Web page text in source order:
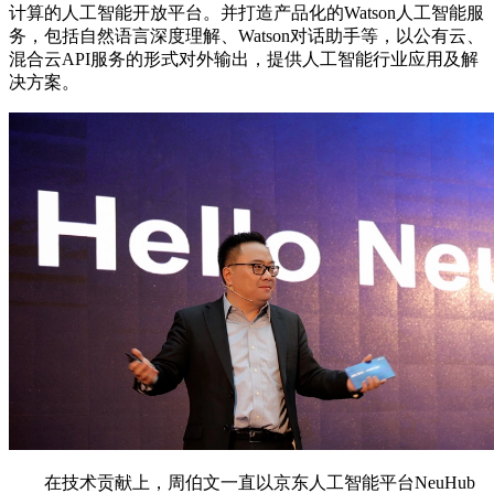
计算的人工智能开放平台。并打造产品化的Watson人工智能服
务，包括自然语言深度理解、Watson对话助手等，以公有云、
混合云API服务的形式对外输出，提供人工智能行业应用及解
决方案。
在技术贡献上，周伯文一直以京东人工智能平台NeuHub